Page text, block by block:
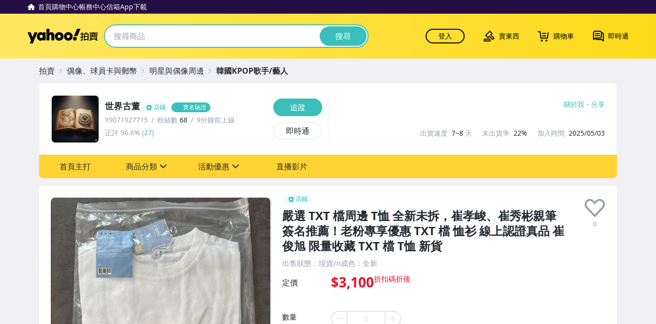
首頁購物中心帳務中心信箱App下載
Yahoo拍賣 搜尋 登入 賣東西 購物車 即時通
店鋪
嚴選 TXT 檔周邊 T恤 全新未拆，崔孝峻、崔秀彬親筆
簽名推薦！老粉專享優惠 TXT 檔 恤衫 線上認證真品 崔
俊旭 限量收藏 TXT 檔 T恤 新貨
0
出售狀態：現貨/n成色：全新
定價 $3,100
數量
世界古董 店鋪 實名驗證
Y9071927715 粉絲數 68
9分鐘前上線
正評 96.6% (27)
追蹤
即時通
關於我 分享
出貨速度 7~8 天 未出貨率 22% 加入時間 2025/05/03
首頁主打 商品分類 活動優惠
[全店] 周年慶
直播影片
拍賣 偶像、球員卡與郵幣 明星與偶像周邊 韓國KPOP歌手/藝人